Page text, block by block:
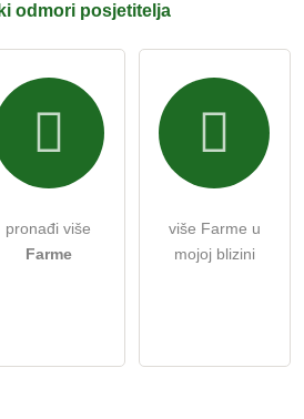
odmori posjetitelja
pronađi više
Farme
više Farme u
mojoj blizini